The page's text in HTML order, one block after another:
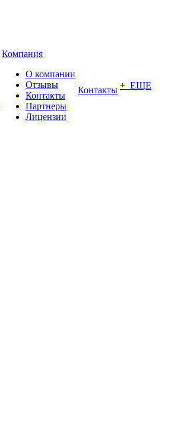
Компания
О компании
Отзывы
Контакты
Партнеры
Лицензии
Контакты + ЕЩЕ